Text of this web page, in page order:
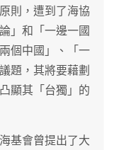
則，遭到了海協
」和「一邊一國
個中國」、「一
題，其將要藉劃
顯其「台獨」的
基會曾提出了大